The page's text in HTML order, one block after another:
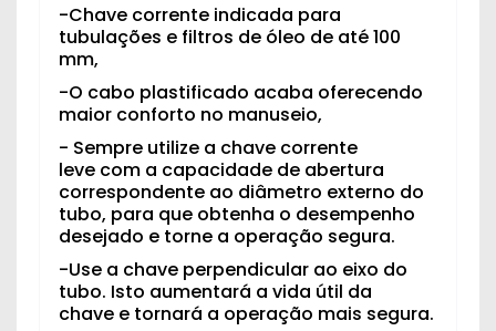
-Chave corrente indicada para
tubulações e filtros de óleo de até 100
mm,
-O cabo plastificado acaba oferecendo
maior conforto no manuseio,
- Sempre utilize a chave corrente
leve com a capacidade de abertura
correspondente ao diâmetro externo do
tubo, para que obtenha o desempenho
desejado e torne a operação segura.
-Use a chave perpendicular ao eixo do
tubo. Isto aumentará a vida útil da
chave e tornará a operação mais segura.